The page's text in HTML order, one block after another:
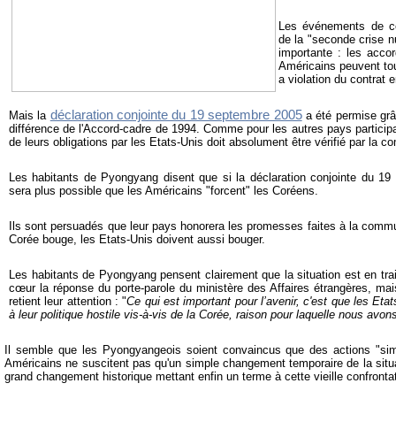
Les événements de
de la "seconde crise
importante : les
Américains peuvent
a violation du contrat
Mais la déclaration conjointe du 19 septembre 2005a été permise
différence de l'Accord-cadre de 1994. Comme pour les autres pays
de leurs obligations par les Etats-Unis doit absolument être vérifié par la
Les habitants de Pyongyang disent que si la déclaration conjointe du
sera plus possible que les Américains "forcent" les Coréens.
Ils sont persuadés que leur pays honorera les promesses faites à la
Corée bouge, les Etats-Unis doivent aussi bouger.
Les habitants de Pyongyang pensent clairement que la situation est en
cœur la réponse du porte-parole du ministère des Affaires étrangères,
retient leur attention : "Ce qui est important pour l’avenir, c'est que les
à leur politique hostile vis-à-vis de la Corée, raison pour laquelle nous
Il semble que les Pyongyangeois soient convaincus que des actions
Américains ne suscitent pas qu'un simple changement temporaire de la
grand changement historique mettant enfin un terme à cette vieille